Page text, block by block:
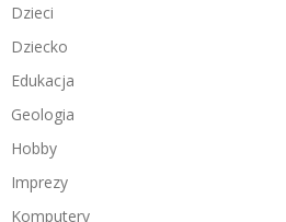
Dzieci
Dziecko
Edukacja
Geologia
Hobby
Imprezy
Komputery